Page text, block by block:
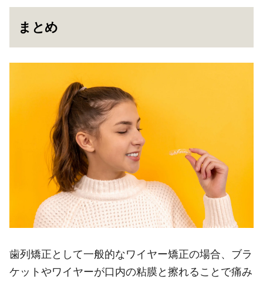
まとめ
歯列矯正として一般的なワイヤー矯正の場合、ブラ
ケットやワイヤーが口内の粘膜と擦れることで痛み